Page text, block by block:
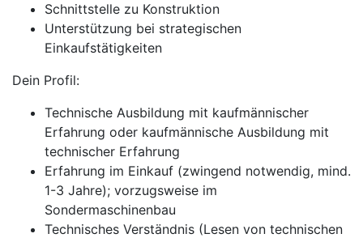
Schnittstelle zu Konstruktion
Unterstützung bei strategischen
Einkaufstätigkeiten
Dein Profil:
Technische Ausbildung mit kaufmännischer
Erfahrung oder kaufmännische Ausbildung mit
technischer Erfahrung
Erfahrung im Einkauf (zwingend notwendig, mind.
1-3 Jahre); vorzugsweise im
Sondermaschinenbau
Technisches Verständnis (Lesen von technischen